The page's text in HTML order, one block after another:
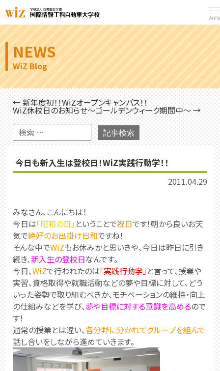
NEWS
WiZ Blog
← 新年度初！！WiZオープンキャンパス！！
WiZ休校日のお知らせ～ゴールデンウィーク期間中～ →
記事検索
今日も新入生は登校日！WiZ実践行動学！！
2011.04.29
みなさん、こんにちは！
今日は「昭和の日」 ということで祝日です！朝から良いお天
気で絶好のお出掛け日和ですね！
そんな中でWiZもお休みかと思いきや、今日は昨日に引き
続き、新入生の登校日なんです。
今日、WiZで行われたのは「実践行動学」 と言って、授業や
実習、資格取得や就職活動などの夢や目標に対して、どう
いった姿勢で取り組むべきか、モチベーションの維持・向上
の仕組みなどを学び、夢や目標に対する意識を高めるので
す！
通常の授業とは違い、各分野に分かれてグループを組んで
話し合いをしながら進めていきます。